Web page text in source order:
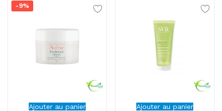
Ajouter au panier
-9%
Ajouter au panier